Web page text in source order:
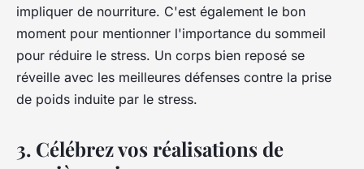
impliquer de nourriture. C'est également le bon
moment pour mentionner l'importance du sommeil
pour réduire le stress. Un corps bien reposé se
réveille avec les meilleures défenses contre la prise
de poids induite par le stress.
3. Célébrez vos réalisations de